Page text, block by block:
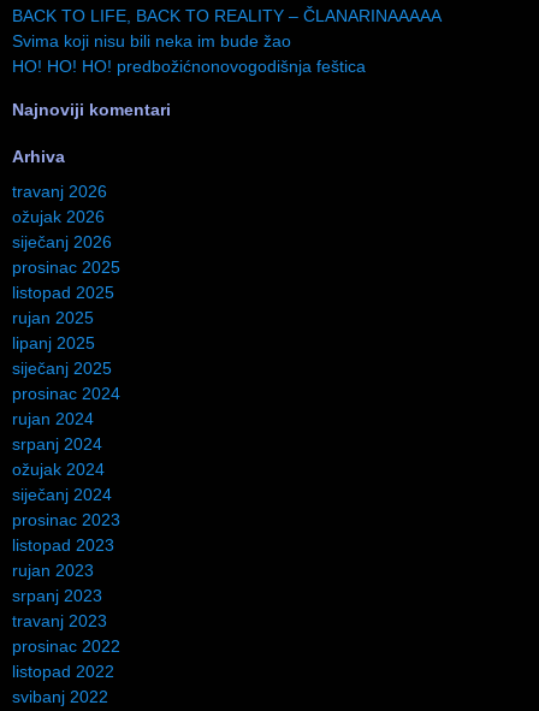
BACK TO LIFE, BACK TO REALITY – ČLANARINAAAAA
Svima koji nisu bili neka im bude žao
HO! HO! HO! predbožićnonovogodišnja feštica
Najnoviji komentari
Arhiva
travanj 2026
ožujak 2026
siječanj 2026
prosinac 2025
listopad 2025
rujan 2025
lipanj 2025
siječanj 2025
prosinac 2024
rujan 2024
srpanj 2024
ožujak 2024
siječanj 2024
prosinac 2023
listopad 2023
rujan 2023
srpanj 2023
travanj 2023
prosinac 2022
listopad 2022
svibanj 2022